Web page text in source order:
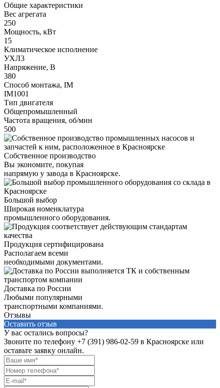
Общие характеристики
Вес агрегата
250
Мощность, кВт
15
Климатическое исполнение
УХЛ3
Напряжение, В
380
Способ монтажа, IM
IM1001
Тип двигателя
Общепромышленный
Частота вращения, об/мин
500
Собственное производство
Вы экономите, покупая
напрямую у завода в Красноярске.
Большой выбор
Широкая номенклатура
промышленного оборудования.
Продукция сертифицирована
Располагаем всеми
необходимыми документами.
Доставка по России
Любыми популярными
транспортными компаниями.
Отзывы
Оставить отзыв
У вас остались вопросы?
Звоните по телефону +7 (391) 986-02-59 в Красноярске или
оставьте заявку онлайн.